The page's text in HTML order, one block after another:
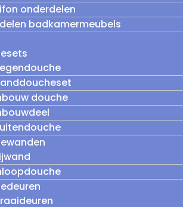
onderdelen
badkamermeubels
douche